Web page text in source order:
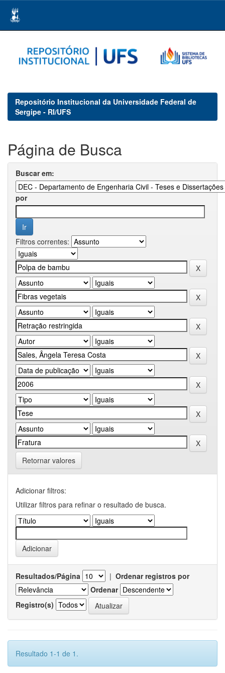
navigation
Repositório Institucional da Universidade Federal de
Sergipe - RI/UFS
Página de Busca
Buscar em:
por
Filtros correntes:
Retornar valores
Adicionar filtros:
Utilizar filtros para refinar o resultado de busca.
Resultados/Página | Ordenar registros por
Ordenar
Registro(s)
Resultado 1-1 de 1.